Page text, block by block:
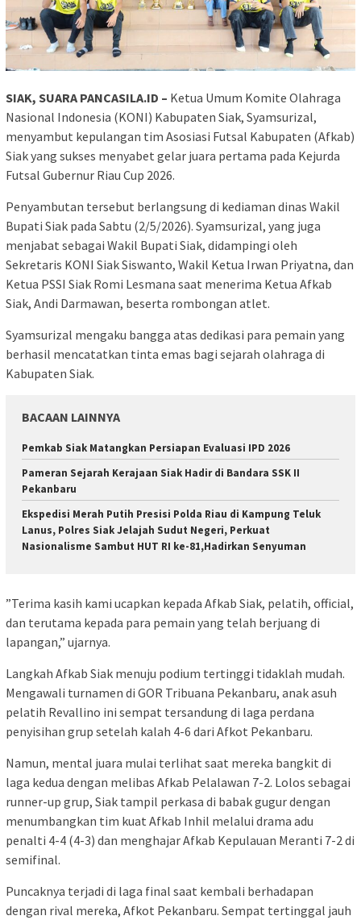
SIAK, SUARA PANCASILA.ID – Ketua Umum Komite Olahraga
Nasional Indonesia (KONI) Kabupaten Siak, Syamsurizal,
menyambut kepulangan tim Asosiasi Futsal Kabupaten (Afkab)
Siak yang sukses menyabet gelar juara pertama pada Kejurda
Futsal Gubernur Riau Cup 2026.
​Penyambutan tersebut berlangsung di kediaman dinas Wakil
Bupati Siak pada Sabtu (2/5/2026). Syamsurizal, yang juga
menjabat sebagai Wakil Bupati Siak, didampingi oleh
Sekretaris KONI Siak Siswanto, Wakil Ketua Irwan Priyatna, dan
Ketua PSSI Siak Romi Lesmana saat menerima Ketua Afkab
Siak, Andi Darmawan, beserta rombongan atlet.
​Syamsurizal mengaku bangga atas dedikasi para pemain yang
berhasil mencatatkan tinta emas bagi sejarah olahraga di
Kabupaten Siak.
BACAAN LAINNYA
Pemkab Siak Matangkan Persiapan Evaluasi IPD 2026
Pameran Sejarah Kerajaan Siak Hadir di Bandara SSK II
Pekanbaru
Ekspedisi Merah Putih Presisi Polda Riau di Kampung Teluk
Lanus, Polres Siak Jelajah Sudut Negeri, Perkuat
Nasionalisme Sambut HUT RI ke-81,Hadirkan Senyuman
​”Terima kasih kami ucapkan kepada Afkab Siak, pelatih, official,
dan terutama kepada para pemain yang telah berjuang di
lapangan,” ujarnya.
​Langkah Afkab Siak menuju podium tertinggi tidaklah mudah.
Mengawali turnamen di GOR Tribuana Pekanbaru, anak asuh
pelatih Revallino ini sempat tersandung di laga perdana
penyisihan grup setelah kalah 4-6 dari Afkot Pekanbaru.
​Namun, mental juara mulai terlihat saat mereka bangkit di
laga kedua dengan melibas Afkab Pelalawan 7-2. Lolos sebagai
runner-up grup, Siak tampil perkasa di babak gugur dengan
menumbangkan tim kuat Afkab Inhil melalui drama adu
penalti 4-4 (4-3) dan menghajar Afkab Kepulauan Meranti 7-2 di
semifinal.
​Puncaknya terjadi di laga final saat kembali berhadapan
dengan rival mereka, Afkot Pekanbaru. Sempat tertinggal jauh